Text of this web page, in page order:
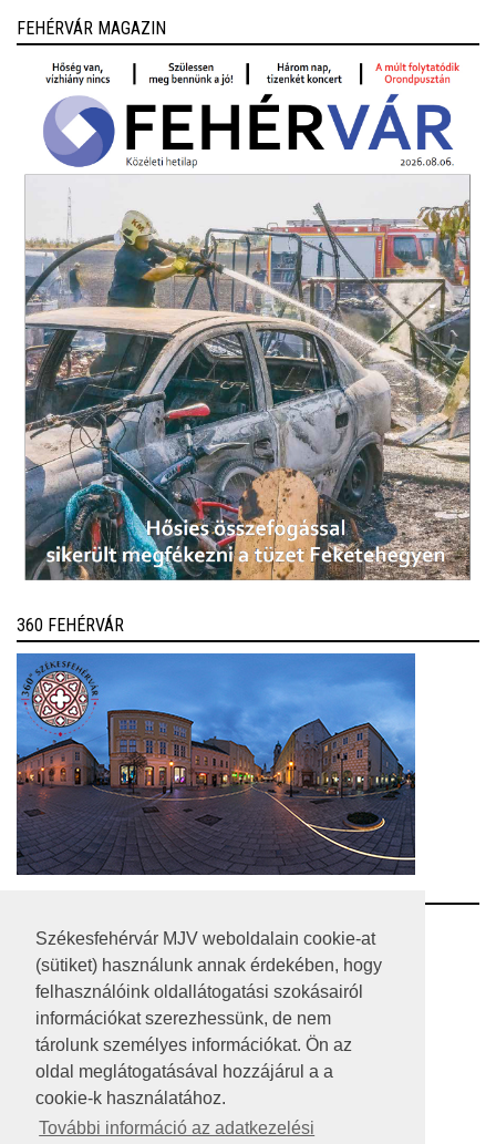
Székesfehérvár MJV weboldalain cookie-at
(sütiket) használunk annak érdekében, hogy
felhasználóink oldallátogatási szokásairól
információkat szerezhessünk, de nem
tárolunk személyes információkat. Ön az
oldal meglátogatásával hozzájárul a a
cookie-k használatához.
További információ az adatkezelési
FEHÉRVÁR MAGAZIN
360 FEHÉRVÁR
RSS
A HONLAP 2017.03.31-I ÁLLAPOTA
JOGI NYILATKOZAT
IMPRESSZUM